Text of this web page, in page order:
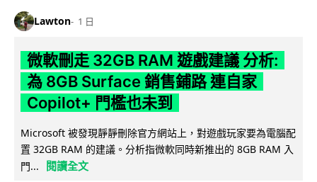
Lawton 1 日
微軟刪走 32GB RAM 遊戲建議 分析:
為 8GB Surface 銷售鋪路 連自家
Copilot+ 門檻也未到
Microsoft 被發現靜靜刪除官方網站上，對遊戲玩家要為電腦配
置 32GB RAM 的建議。分析指微軟同時新推出的 8GB RAM 入
門...
閱讀全文